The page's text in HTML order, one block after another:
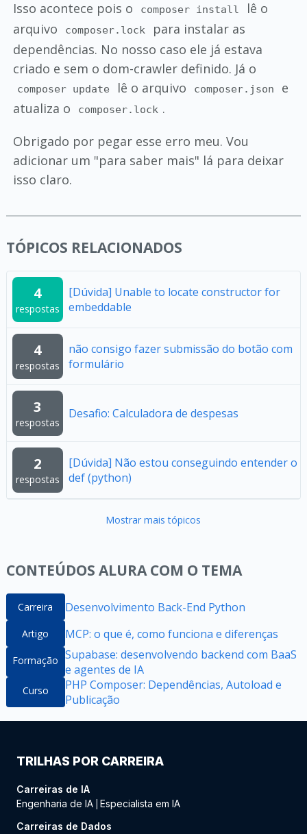
Isso acontece pois o composer install
lê o
arquivo
composer.lock
para instalar as
dependências. No nosso caso ele já estava
criado e sem o dom-crawler definido. Já o
composer update lê o arquivo composer.json
e
atualiza o
composer.lock .
Obrigado por pegar esse erro meu. Vou
adicionar um "para saber mais" lá para deixar
isso claro.
TÓPICOS RELACIONADOS
4
respostas
[Dúvida] Unable to locate constructor for
embeddable
4
respostas
não consigo fazer submissão do botão com
formulário
3
respostas
Desafio: Calculadora de despesas
2
respostas
[Dúvida] Não estou conseguindo entender o
def (python)
Mostrar mais tópicos
CONTEÚDOS ALURA COM O TEMA
Carreira Desenvolvimento Back-End Python
Artigo MCP: o que é, como funciona e diferenças
Formação Supabase: desenvolvendo backend com BaaS
e agentes de IA
Curso
PHP Composer: Dependências, Autoload e
Publicação
TRILHAS POR CARREIRA
Carreiras de IA
Engenharia de IA Especialista em IA
Carreiras de Dados